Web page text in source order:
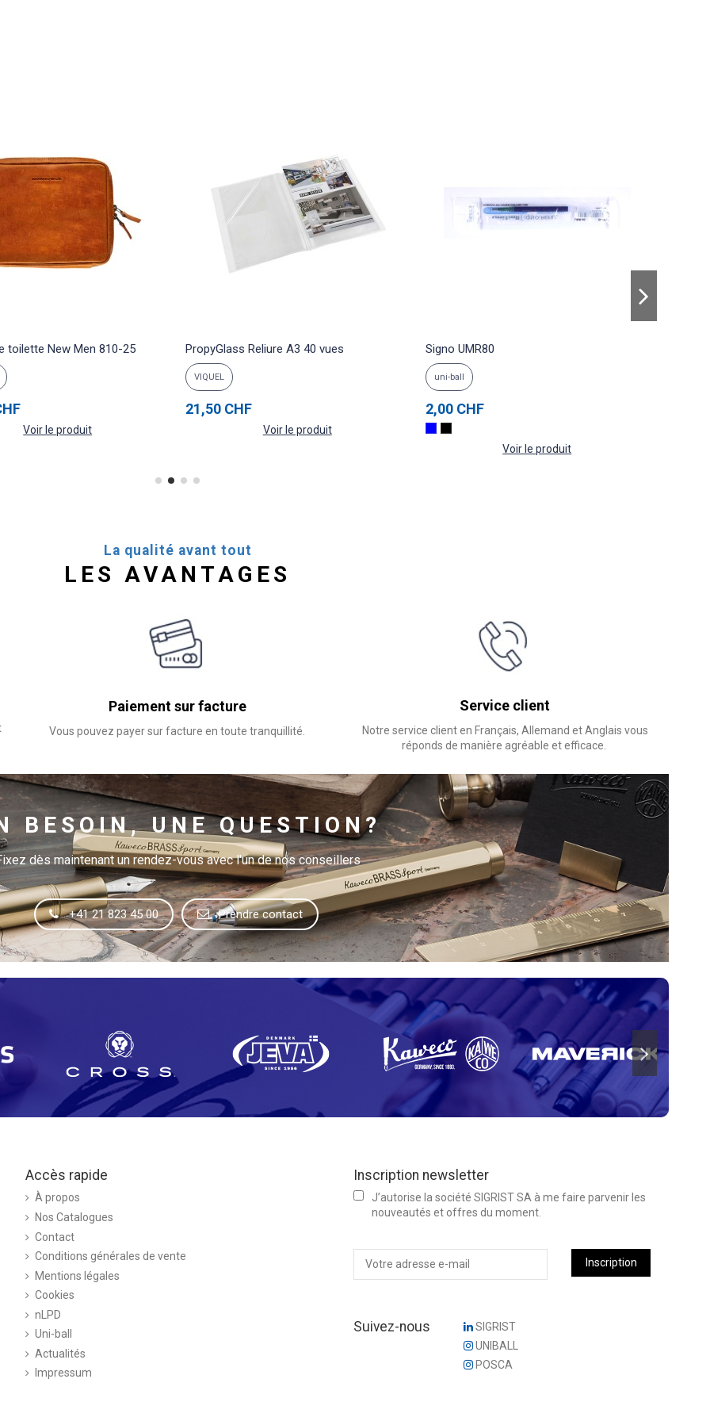
toilette New Men 810-25
Voir le produit
PropyGlass Reliure A3 40 vues
VIQUEL
21,50 CHF
Voir le produit
Signo UMR80
uni-ball
2,00 CHF
Voir le produit
La qualité avant tout
LES AVANTAGES
Paiement sur facture
Vous pouvez payer sur facture en toute tranquillité.
Service client
Notre service client en Français, Allemand et Anglais vous
réponds de manière agréable et efficace.
BESOIN, UNE QUESTION?
dès maintenant un rendez-vous avec l'un de nos conseillers
+41 21 823 45 00 Prendre contact
Accès rapide
À propos
Nos Catalogues
Contact
Conditions générales de vente
Mentions légales
Cookies
nLPD
Uni-ball
Actualités
Impressum
Inscription newsletter
J’autorise la société SIGRIST SA à me faire parvenir les
nouveautés et offres du moment.
Inscription
Suivez-nous
SIGRIST
UNIBALL
POSCA